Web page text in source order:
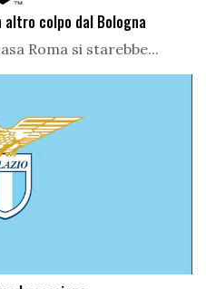
altro colpo dal Bologna
Roma si starebbe...